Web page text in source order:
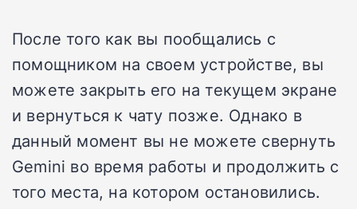
После того как вы пообщались с
помощником на своем устройстве, вы
можете закрыть его на текущем экране
и вернуться к чату позже. Однако в
данный момент вы не можете свернуть
Gemini во время работы и продолжить с
того места, на котором остановились.